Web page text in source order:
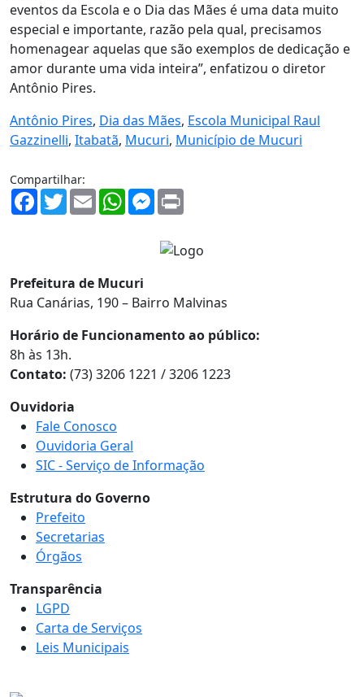
eventos da Escola e o Dia das Mães é uma data muito
especial e importante, razão pela qual, precisamos
homenagear aquelas que são exemplos de dedicação e
amor durante uma vida inteira”, enfatizou o diretor
Antônio Pires.
Antônio Pires, Dia das Mães, Escola Municipal Raul
Gazzinelli, Itabatã, Mucuri, Município de Mucuri
Compartilhar:
Facebook
TwitterEmailWhatsAppMessenger
Prefeitura de Mucuri
Rua Canárias, 190 – Bairro Malvinas
Horário de Funcionamento ao público:
8h às 13h.
Contato: (73) 3206 1221 / 3206 1223
Ouvidoria
Fale Conosco
Ouvidoria Geral
SIC - Serviço de Informação
Estrutura do Governo
Prefeito
Secretarias
Órgãos
Transparência
LGPD
Carta de Serviços
Leis Municipais